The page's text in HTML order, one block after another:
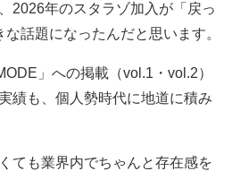
2026年のスタラゾ加入が「戻っ
話題になったんだと思います。
」への掲載（vol.1・vol.2）
績も、個人勢時代に地道に積み
ても業界内でちゃんと存在感を